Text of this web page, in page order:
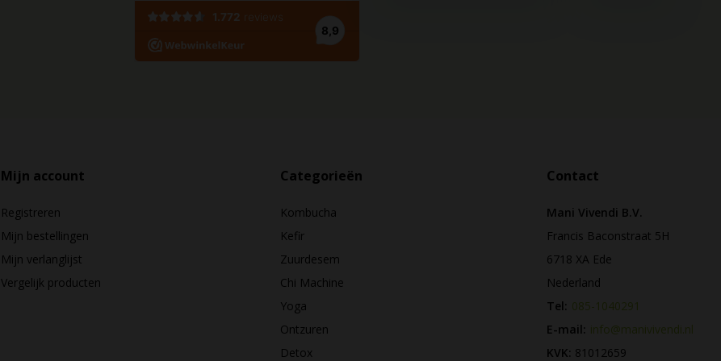
Mijn account
Registreren
Mijn bestellingen
Mijn verlanglijst
Vergelijk producten
Categorieën
Kombucha
Kefir
Zuurdesem
Chi Machine
Yoga
Ontzuren
Detox
Contact
Mani Vivendi B.V.
Francis Baconstraat 5H
6718 XA Ede
Nederland
Tel: 085-1040291
E-mail: info@manivivendi.nl
KVK: 81012659